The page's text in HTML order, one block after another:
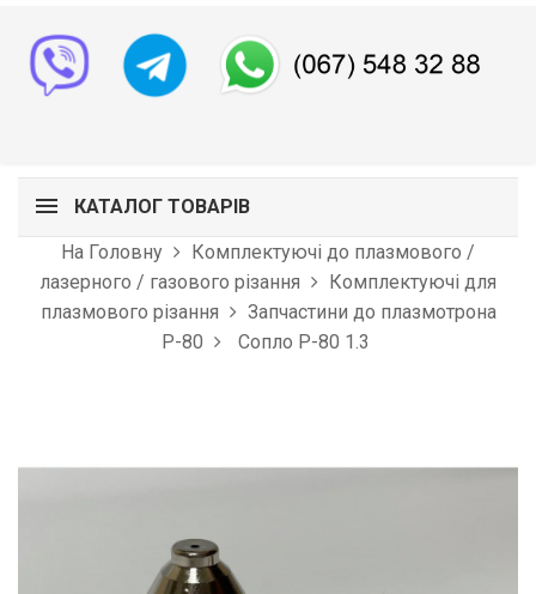
КАТАЛОГ ТОВАРІВ
На Головну
Комплектуючі до плазмового /
лазерного / газового різання
Комплектуючі для
плазмового різання
Запчастини до плазмотрона
P-80
Сопло P-80 1.3